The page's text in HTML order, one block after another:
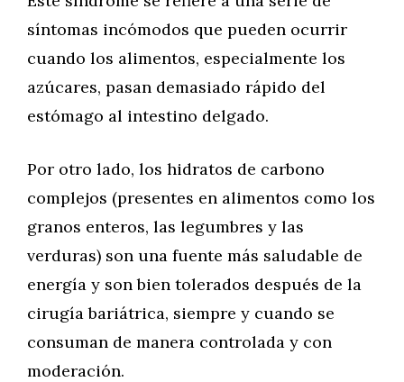
síntomas incómodos que pueden ocurrir
cuando los alimentos, especialmente los
azúcares, pasan demasiado rápido del
estómago al intestino delgado.
Por otro lado, los hidratos de carbono
complejos (presentes en alimentos como los
granos enteros, las legumbres y las
verduras) son una fuente más saludable de
energía y son bien tolerados después de la
cirugía bariátrica, siempre y cuando se
consuman de manera controlada y con
moderación.